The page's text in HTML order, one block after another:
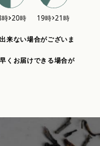
来ない場合がございま
くお届けできる場合が